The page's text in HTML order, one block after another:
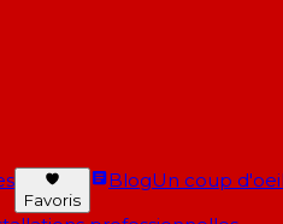
Favoris
BlogUn coup